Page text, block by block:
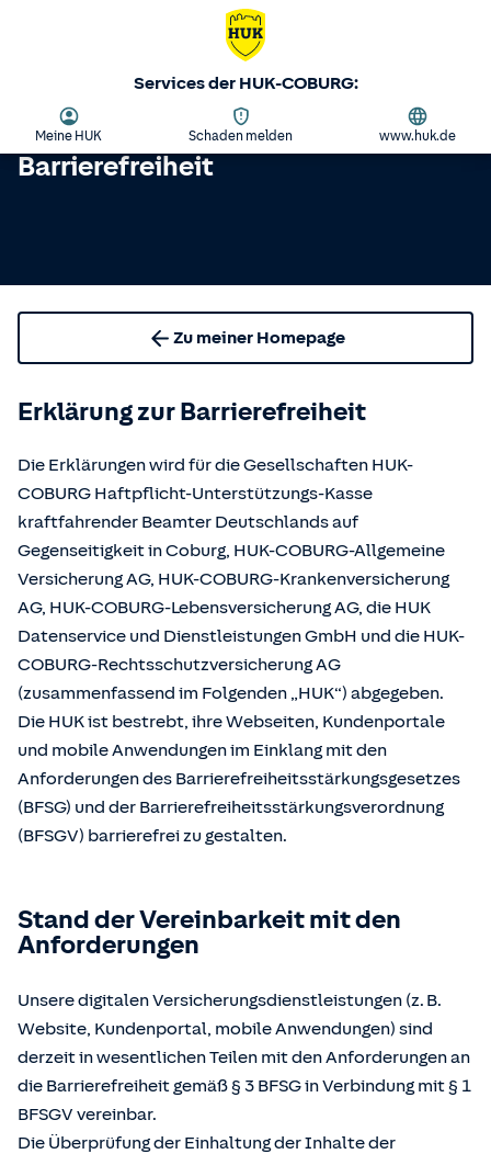
Services der HUK-COBURG:
Meine HUK Schaden melden www.huk.de
Barrierefreiheit
Zu meiner Homepage
Erklärung zur Barrierefreiheit
Die Erklärungen wird für die Gesellschaften HUK-
COBURG Haftpflicht-Unterstützungs-Kasse
kraftfahrender Beamter Deutschlands auf
Gegenseitigkeit in Coburg, HUK-COBURG-Allgemeine
Versicherung AG, HUK-COBURG-Krankenversicherung
AG, HUK-COBURG-Lebensversicherung AG, die HUK
Datenservice und Dienstleistungen GmbH und die HUK-
COBURG-Rechtsschutzversicherung AG
(zusammenfassend im Folgenden „HUK“) abgegeben.
Die HUK ist bestrebt, ihre Webseiten, Kundenportale
und mobile Anwendungen im Einklang mit den
Anforderungen des Barrierefreiheitsstärkungsgesetzes
(BFSG) und der Barrierefreiheitsstärkungsverordnung
(BFSGV) barrierefrei zu gestalten.
Stand der Vereinbarkeit mit den
Anforderungen
Unsere digitalen Versicherungsdienstleistungen (z. B.
Website, Kundenportal, mobile Anwendungen) sind
derzeit in wesentlichen Teilen mit den Anforderungen an
die Barrierefreiheit gemäß § 3 BFSG in Verbindung mit § 1
BFSGV vereinbar.
Die Überprüfung der Einhaltung der Inhalte der